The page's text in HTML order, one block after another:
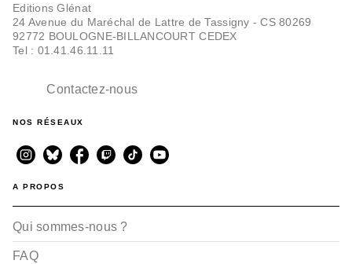
Editions Glénat
24 Avenue du Maréchal de Lattre de Tassigny - CS 80269
92772 BOULOGNE-BILLANCOURT CEDEX
Tel : 01.41.46.11.11
Contactez-nous
NOS RÉSEAUX
A PROPOS
Qui sommes-nous ?
FAQ